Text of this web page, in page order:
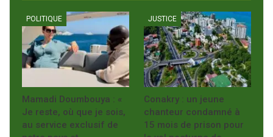
POLITIQUE
Mamadi Doumbouya : «
Je reste, où que je sois,
au service exclusif de
JUSTICE
Conakry : un jeune
chanteur condamné à
15 mois de prison pour